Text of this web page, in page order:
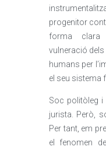
progenitor
forma
vulneració
humans per
el seu sistema
Soc politòleg i
jurista. Però,
Per tant, em
el fenomen